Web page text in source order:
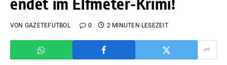
VON GAZETEFUTBOL 0 2 MINUTEN LESEZEIT